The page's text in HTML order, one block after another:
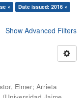
×
Date issued: 2016 ×
Show Advanced Filters
Elmer; Arrieta